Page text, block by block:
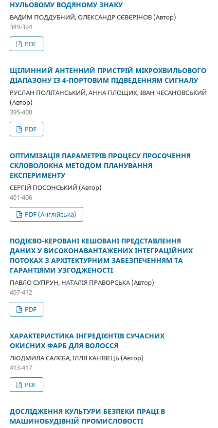
НУЛЬОВОМУ ВОДЯНОМУ ЗНАКУ
ВАДИМ ПОДДУБНИЙ, ОЛЕКСАНДР СЄВЄРІНОВ (Автор)
389-394
PDF
ЩІЛИННИЙ АНТЕННИЙ ПРИСТРІЙ МІКРОХВИЛЬОВОГО
ДІАПАЗОНУ ІЗ 4-ПОРТОВИМ ПІДВЕДЕННЯМ СИГНАЛУ
РУСЛАН ПОЛІТАНСЬКИЙ, АННА ПЛОЩИК, ІВАН ЧЕСАНОВСЬКИЙ
(Автор)
395-400
PDF
ОПТИМІЗАЦІЯ ПАРАМЕТРІВ ПРОЦЕСУ ПРОСОЧЕННЯ
СКЛОВОЛОКНА МЕТОДОМ ПЛАНУВАННЯ
ЕКСПЕРИМЕНТУ
СЕРГІЙ ПОСОНСЬКИЙ (Автор)
401-406
PDF (Англійська)
ПОДІЄВО-КЕРОВАНІ КЕШОВАНІ ПРЕДСТАВЛЕННЯ
ДАНИХ У ВИСОКОНАВАНТАЖЕНИХ ІНТЕГРАЦІЙНИХ
ПОТОКАХ З АРХІТЕКТУРНИМ ЗАБЕЗПЕЧЕННЯМ ТА
ГАРАНТІЯМИ УЗГОДЖЕНОСТІ
ПАВЛО СУПРУН, НАТАЛІЯ ПРАВОРСЬКА (Автор)
407-412
PDF
ХАРАКТЕРИСТИКА ІНГРЕДІЄНТІВ СУЧАСНИХ
ОКИСНИХ ФАРБ ДЛЯ ВОЛОССЯ
ЛЮДМИЛА САЛЄБА, ІЛЛЯ КАНІВЕЦЬ (Автор)
413-417
PDF
ДОСЛІДЖЕННЯ КУЛЬТУРИ БЕЗПЕКИ ПРАЦІ В
МАШИНОБУДІВНІЙ ПРОМИСЛОВОСТІ